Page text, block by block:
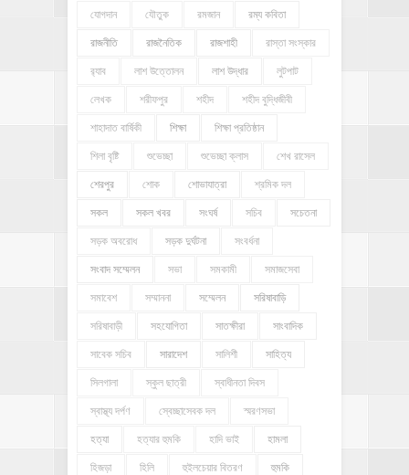
যোগদান যৌতুক রমজান রম্য কবিতা
রাজনীতি রাজনৈতিক রাজশাহী রাস্তা সংস্কার
র‍্যাব লাশ উত্তোলন লাশ উদ্ধার লুটপাট
লেখক শরীফপুর শহীদ শহীদ বুদ্ধিজীবী
শাহাদাত বার্ষিকী শিক্ষা শিক্ষা প্রতিষ্ঠান
শিলা বৃষ্টি শুভেচ্ছা শুভেচ্ছা ক্লাস শেখ রাসেল
শেরপুর শোক শোভাযাত্রা শ্রমিক দল
সকল সকল খবর সংঘর্ষ সচিব সচেতনা
সড়ক অবরোধ সড়ক দুর্ঘটনা সংবর্ধনা
সংবাদ সম্মেলন সভা সমকামী সমাজসেবা
সমাবেশ সম্মাননা সম্মেলন সরিষাবাড়ি
সরিষাবাড়ী সহযোগিতা সাতক্ষীরা সাংবাদিক
সাবেক সচিব সারাদেশ সালিশী সাহিত্য
সিলগালা স্কুল ছাত্রী স্বাধীনতা দিবস
স্বাস্থ্য দর্পণ স্বেচ্ছাসেবক দল স্মরণসভা
হত্যা হত্যার হুমকি হাদি ভাই হামলা
হিজড়া হিলি হুইলচেয়ার বিতরণ হুমকি